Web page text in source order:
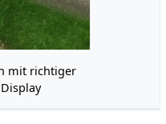
mit richtiger